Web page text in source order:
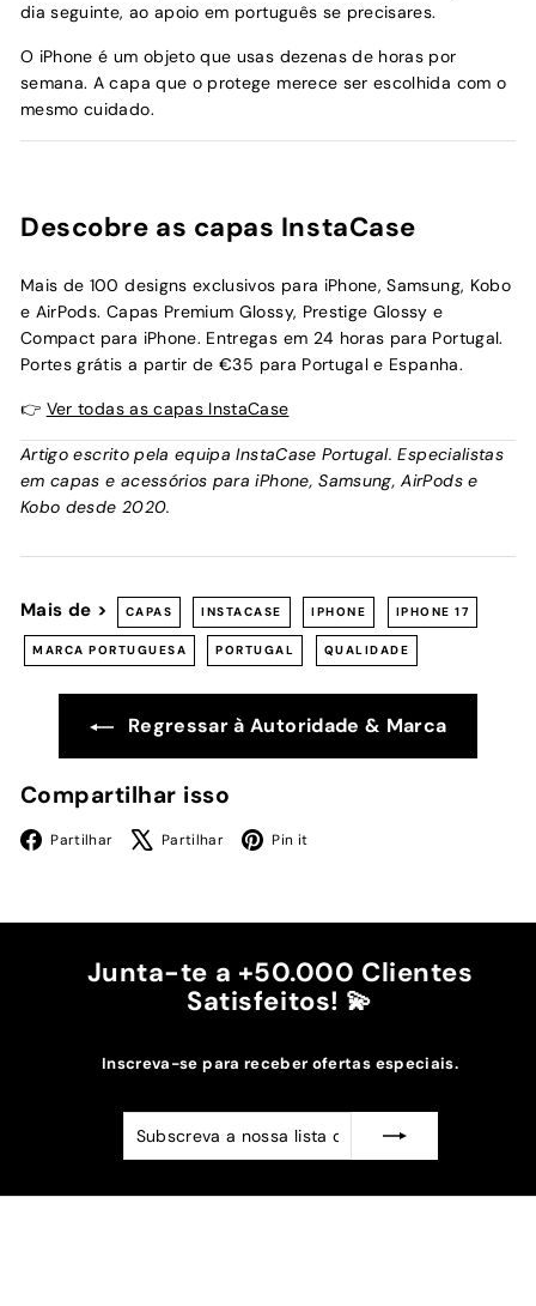
dia seguinte, ao apoio em português se precisares.
O iPhone é um objeto que usas dezenas de horas por
semana. A capa que o protege merece ser escolhida com o
mesmo cuidado.
Descobre as capas InstaCase
Mais de 100 designs exclusivos para iPhone, Samsung, Kobo
e AirPods. Capas Premium Glossy, Prestige Glossy e
Compact para iPhone. Entregas em 24 horas para Portugal.
Portes grátis a partir de €35 para Portugal e Espanha.
👉 Ver todas as capas InstaCase
Artigo escrito pela equipa InstaCase Portugal. Especialistas
em capas e acessórios para iPhone, Samsung, AirPods e
Kobo desde 2020.
Mais de > CAPAS INSTACASE IPHONE IPHONE 17
MARCA PORTUGUESA PORTUGAL QUALIDADE
Regressar à Autoridade & Marca
Compartilhar isso
Partilhar Facebook
Partilhar X Pin it
Junta-te a +50.000 Clientes
Satisfeitos! 💫
Inscreva-se para receber ofertas especiais.
Subscreva
a
Subscrever